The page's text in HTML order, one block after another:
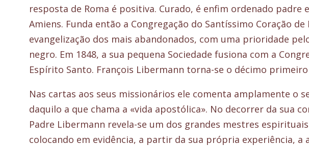
resposta de Roma é positiva. Curado, é enfim ordenado padre
Amiens. Funda então a Congregação do Santíssimo Coração de
evangelização dos mais abandonados, com uma prioridade
negro. Em 1848, a sua pequena Sociedade fusiona com a
Espírito Santo. François Libermann torna-se o décimo
Nas cartas aos seus missionários ele comenta amplamente o
daquilo a que chama a «vida apostólica». No decorrer da sua
Padre Libermann revela-se um dos grandes mestres
colocando em evidência, a partir da sua própria experiência, a